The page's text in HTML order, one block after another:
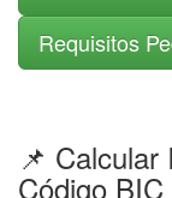
Requisitos
📌
Código BIC